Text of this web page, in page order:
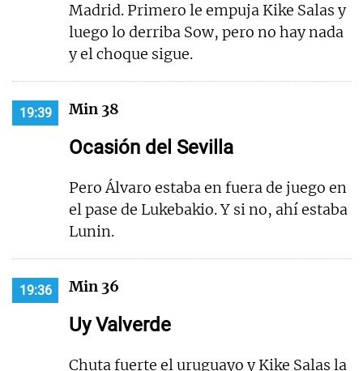
Madrid. Primero le empuja Kike Salas y
luego lo derriba Sow, pero no hay nada
y el choque sigue.
19:39 Min 38
Ocasión del Sevilla
Pero Álvaro estaba en fuera de juego en
el pase de Lukebakio. Y si no, ahí estaba
Lunin.
19:36 Min 36
Uy Valverde
Chuta fuerte el uruguayo y Kike Salas la